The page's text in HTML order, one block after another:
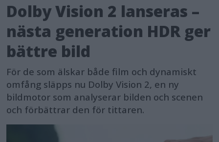
Dolby Vision 2 lanseras –
nästa generation HDR ger
bättre bild
För de som älskar både film och dynamiskt
omfång släpps nu Dolby Vision 2, en ny
bildmotor som analyserar bilden och scenen
och förbättrar den för tittaren.